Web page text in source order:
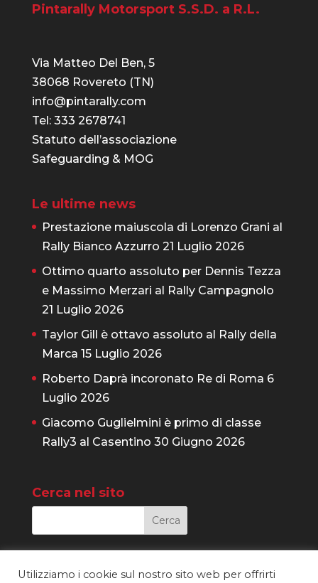
Pintarally Motorsport S.S.D. a R.L.
Via Matteo Del Ben, 5
38068 Rovereto (TN)
info@pintarally.com
Tel: 333 2678741
Statuto dell’associazione
Safeguarding & MOG
Le ultime news
Prestazione maiuscola di Lorenzo Grani al
Rally Bianco Azzurro 21 Luglio 2026
Ottimo quarto assoluto per Dennis Tezza
e Massimo Merzari al Rally Campagnolo
21 Luglio 2026
Taylor Gill è ottavo assoluto al Rally della
Marca 15 Luglio 2026
Roberto Daprà incoronato Re di Roma 6
Luglio 2026
Giacomo Guglielmini è primo di classe
Rally3 al Casentino 30 Giugno 2026
Cerca nel sito
Utilizziamo i cookie sul nostro sito web per offrirti